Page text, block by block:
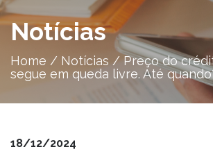
Notícias
Home / Notícias /Preço do
segue em queda livre. Até
18/12/2024